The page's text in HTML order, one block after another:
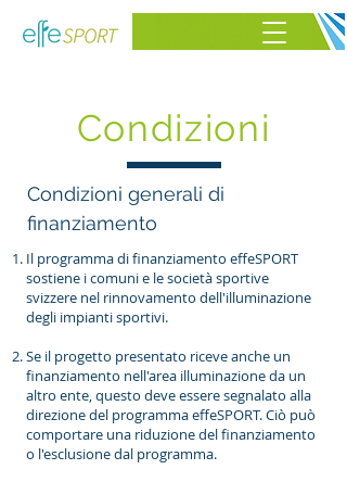
Condizioni
Condizioni generali di
finanziamento
Il programma di finanziamento effeSPORT
sostiene i comuni e le società sportive
svizzere nel rinnovamento dell'illuminazione
degli impianti sportivi.
Se il progetto presentato riceve anche un
finanziamento nell'area illuminazione da un
altro ente, questo deve essere segnalato alla
direzione del programma effeSPORT. Ciò può
comportare una riduzione del finanziamento
o l'esclusione dal programma.